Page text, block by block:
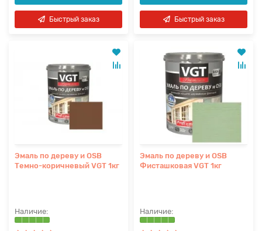
Быстрый заказ Быстрый заказ
Эмаль по дереву и OSB
Темно-коричневый VGT 1кг
Эмаль по дереву и OSB
Фисташковая VGT 1кг